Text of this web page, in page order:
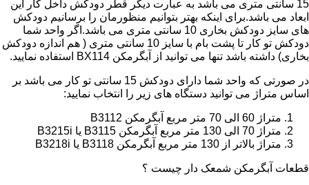
15 سانتی متری می باشد به عبارت دیگر قطر دودکش داخل کار این
ابعاد می باشد.برای اینکه بهتر بتوانیم منظورمان را برسانیم دودکش
های سایز دودکش بخاری 10 سانتی متری می باشد.اگر واحد شما
دودکش تو کار تا پشت بام با سایز 10 سانتی متری ( هم اندازه دودکش
بخاری) داشته باشد تنها می توانید از آبگرمکن BX114 استفاده نمایید.
در صورتی که واحد شما دارای دودکش 15 سانتی تو کار می باشد بر
اساس متراژ می توانید دستگاه های زیر را انتخاب نمایید:
متراژ 60 الی 70 متر مربع آبگرمکن B3112
متراژ 70 الی 130 متر مربع آبگرمکن B3115 یا B3215i
متراژ بالاتر از 130 متر مربع آبگرمکن B3118 یا B3218i
قطعات آبگرمکن شمعک دار چیست ؟